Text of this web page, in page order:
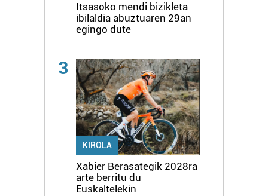
Itsasoko mendi bizikleta
ibilaldia abuztuaren 29an
egingo dute
3
KIROLA
Xabier Berasategik 2028ra
arte berritu du
Euskaltelekin